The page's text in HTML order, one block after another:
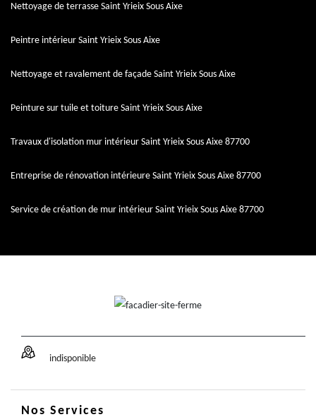
Nettoyage de terrasse Saint Yrieix Sous Aixe
Peintre intérieur Saint Yrieix Sous Aixe
Nettoyage et ravalement de façade Saint Yrieix Sous Aixe
Peinture sur tuile et toiture Saint Yrieix Sous Aixe
Travaux d'isolation mur intérieur Saint Yrieix Sous Aixe 87700
Entreprise de rénovation intérieure Saint Yrieix Sous Aixe 87700
Service de création de mur intérieur Saint Yrieix Sous Aixe 87700
indisponible
Nos Services